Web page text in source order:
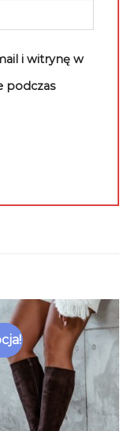
i witrynę w
podczas